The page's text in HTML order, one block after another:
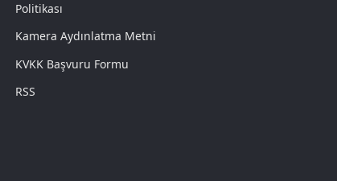
Politikası
Kamera Aydınlatma Metni
KVKK Başvuru Formu
RSS